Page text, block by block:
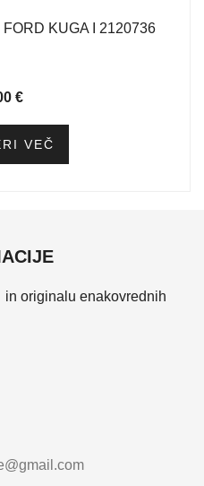
KUGA I 2120736
€
VEČ
originalu enakovrednih